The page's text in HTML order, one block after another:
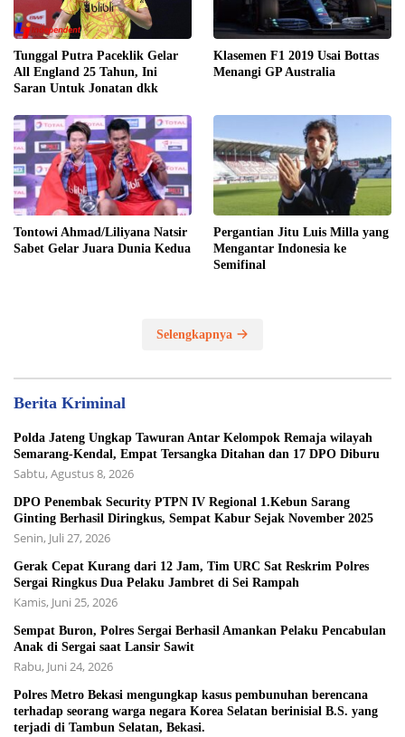
Tunggal Putra Paceklik Gelar
All England 25 Tahun, Ini
Saran Untuk Jonatan dkk
Klasemen F1 2019 Usai Bottas
Menangi GP Australia
Tontowi Ahmad/Liliyana Natsir
Sabet Gelar Juara Dunia Kedua
Pergantian Jitu Luis Milla yang
Mengantar Indonesia ke
Semifinal
Selengkapnya
Berita Kriminal
Polda Jateng Ungkap Tawuran Antar Kelompok Remaja wilayah
Semarang-Kendal, Empat Tersangka Ditahan dan 17 DPO Diburu
Sabtu, Agustus 8, 2026
DPO Penembak Security PTPN IV Regional 1.Kebun Sarang
Ginting Berhasil Diringkus, Sempat Kabur Sejak November 2025
Senin, Juli 27, 2026
Gerak Cepat Kurang dari 12 Jam, Tim URC Sat Reskrim Polres
Sergai Ringkus Dua Pelaku Jambret di Sei Rampah
Kamis, Juni 25, 2026
Sempat Buron, Polres Sergai Berhasil Amankan Pelaku Pencabulan
Anak di Sergai saat Lansir Sawit
Rabu, Juni 24, 2026
Polres Metro Bekasi mengungkap kasus pembunuhan berencana
terhadap seorang warga negara Korea Selatan berinisial B.S. yang
terjadi di Tambun Selatan, Bekasi.